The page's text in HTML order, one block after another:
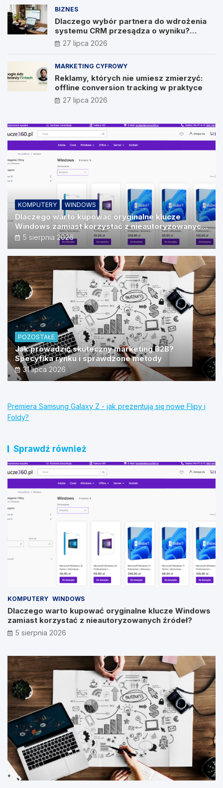
BIZNES
Dlaczego wybór partnera do wdrożenia
systemu CRM przesądza o wyniku?
Wywiad z Pawłem Prymakowskim, CEO IT
Vision
27 lipca 2026
MARKETING CYFROWY
Reklamy, których nie umiesz zmierzyć:
offline conversion tracking w praktyce
27 lipca 2026
KOMPUTERY WINDOWS
Dlaczego warto kupować oryginalne klucze
Windows zamiast korzystać z nieautoryzowanych
źródeł?
5 sierpnia 2026
POZOSTAŁE
Jak prowadzić skuteczny marketing B2B?
Specyfika rynku i sprawdzone metody
31 lipca 2026
Premiera Samsung Galaxy Z - jak prezentują się nowe Flipy i
Foldy?
Sprawdź również
KOMPUTERY WINDOWS
Dlaczego warto kupować oryginalne klucze Windows
zamiast korzystać z nieautoryzowanych źródeł?
5 sierpnia 2026